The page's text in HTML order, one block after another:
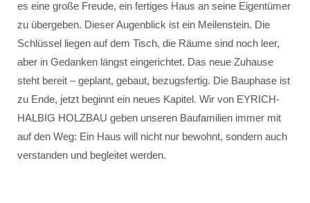
es eine große Freude, ein fertiges Haus an seine Eigentümer
zu übergeben. Dieser Augenblick ist ein Meilenstein. Die
Schlüssel liegen auf dem Tisch, die Räume sind noch leer,
aber in Gedanken längst eingerichtet. Das neue Zuhause
steht bereit – geplant, gebaut, bezugsfertig. Die Bauphase ist
zu Ende, jetzt beginnt ein neues Kapitel. Wir von EYRICH-
HALBIG HOLZBAU geben unseren Baufamilien immer mit
auf den Weg: Ein Haus will nicht nur bewohnt, sondern auch
verstanden und begleitet werden.